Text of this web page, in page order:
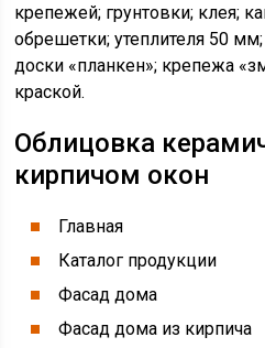
крепежей; грунтовки; клея;
обрешетки; утеплителя 50
доски «планкен»; крепежа
краской.
Облицовка
кирпичом окон
Главная
Каталог продукции
Фасад дома
Фасад дома из кирпича